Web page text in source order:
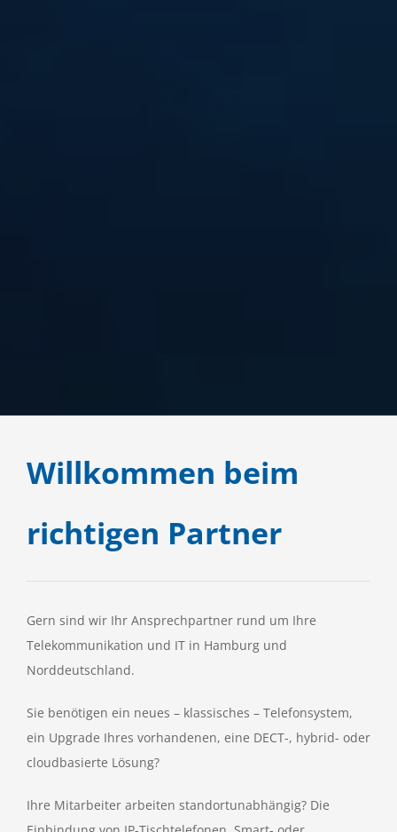
Willkommen beim
richtigen Partner
Gern sind wir Ihr Ansprechpartner rund um Ihre
Telekommunikation und IT in Hamburg und
Norddeutschland.
Sie benötigen ein neues – klassisches – Telefonsystem,
ein Upgrade Ihres vorhandenen, eine DECT-, hybrid- oder
cloudbasierte Lösung?
Ihre Mitarbeiter arbeiten standortunabhängig? Die